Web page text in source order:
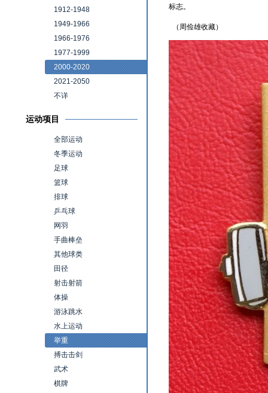
1912-1948
1949-1966
1966-1976
1977-1999
2000-2020
2021-2050
不详
运动项目
全部运动
冬季运动
足球
篮球
排球
乒乓球
网羽
手曲棒垒
其他球类
田径
射击射箭
体操
游泳跳水
水上运动
举重
搏击击剑
武术
棋牌
标志。
（周俭雄收藏）